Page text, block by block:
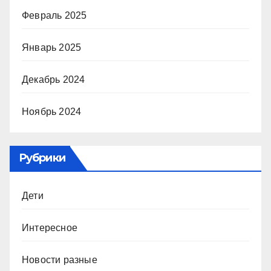
Февраль 2025
Январь 2025
Декабрь 2024
Ноябрь 2024
Рубрики
Дети
Интересное
Новости разные